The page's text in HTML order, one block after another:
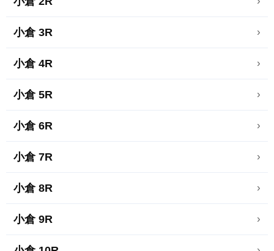
小倉 3R ›
小倉 4R ›
小倉 5R ›
小倉 6R ›
小倉 7R ›
小倉 8R ›
小倉 9R ›